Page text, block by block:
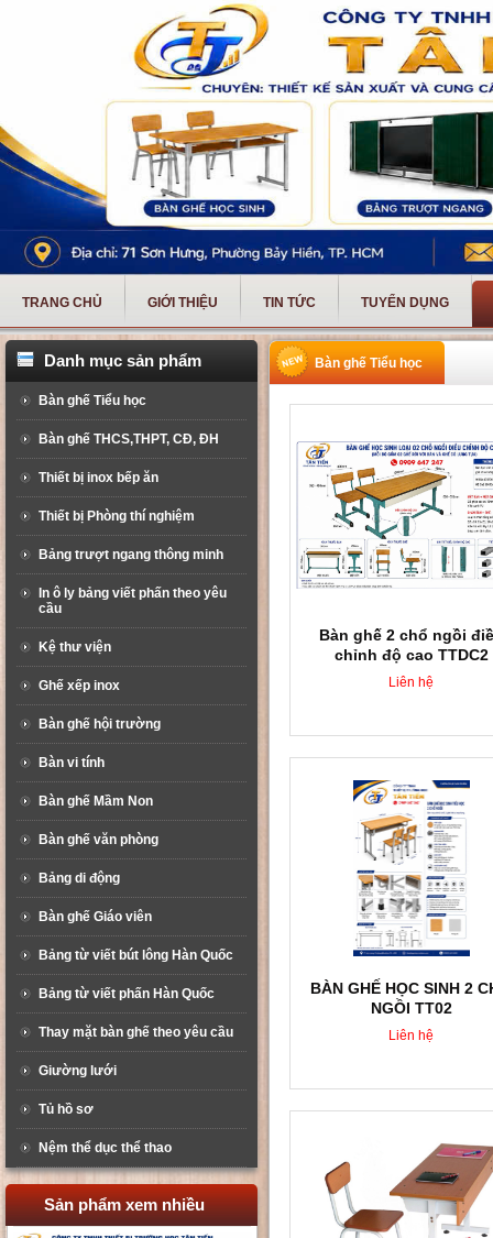
TRANG CHỦ GIỚI THIỆU TIN TỨC TUYỂN DỤNG
Danh mục sản phẩm
Bàn ghế Tiểu học
Bàn ghế THCS,THPT, CĐ, ĐH
Thiết bị inox bếp ăn
Thiết bị Phòng thí nghiệm
Bảng trượt ngang thông minh
In ô ly bảng viết phấn theo yêu
cầu
Kệ thư viện
Ghế xếp inox
Bàn ghế hội trường
Bàn vi tính
Bàn ghế Mầm Non
Bàn ghế văn phòng
Bảng di động
Bàn ghế Giáo viên
Bảng từ viết bút lông Hàn Quốc
Bảng từ viết phấn Hàn Quốc
Thay mặt bàn ghế theo yêu cầu
Giường lưới
Tủ hồ sơ
Nệm thể dục thể thao
Sản phẩm xem nhiều
Bàn ghế Tiểu học
Bàn ghế 2 chổ ngồi
chỉnh độ cao TTDC2
Liên hệ
BÀN GHẾ HỌC SINH 2
NGỒI TT02
Liên hệ